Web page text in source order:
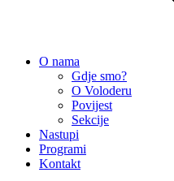
O nama
Gdje smo?
O Voloderu
Povijest
Sekcije
Nastupi
Programi
Kontakt